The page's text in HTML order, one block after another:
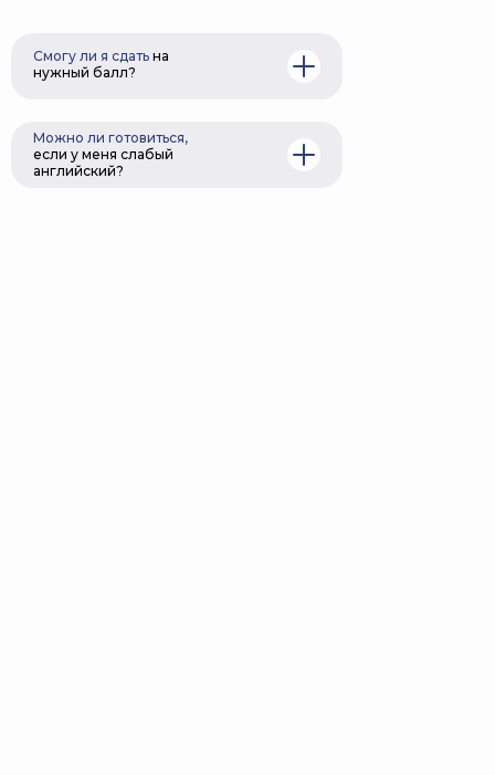
Смогу ли я сдать на
нужный балл?
всех рекомендаций – да! Мы разбираем
стратегию экзамена, учим справляться с
ловушками в заданиях и помогаем
Можно ли готовиться,
если у меня слабый
английский?